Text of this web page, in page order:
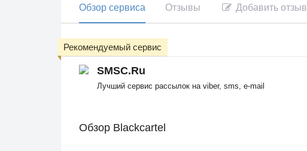
Обзор сервиса Отзывы Добавить отзыв
SMSC.Ru
Лучший сервис рассылок на viber, sms, e-mail
Рекомендуемый сервис
Обзор Blackcartel